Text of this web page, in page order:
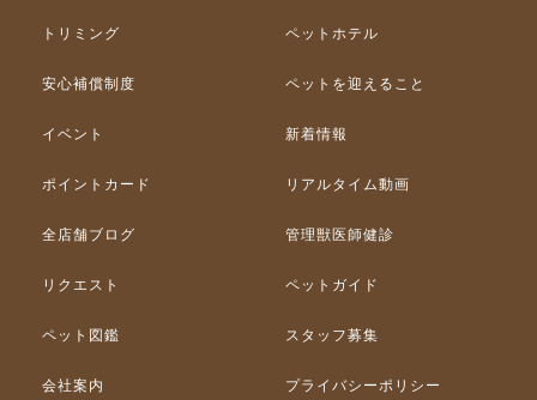
トリミング ペットホテル
安心補償制度 ペットを迎えること
イベント 新着情報
ポイントカード リアルタイム動画
全店舗ブログ 管理獣医師健診
リクエスト ペットガイド
ペット図鑑 スタッフ募集
会社案内 プライバシーポリシー